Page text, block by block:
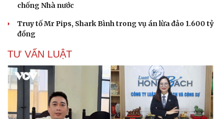
Cải chính
chống Nhà nước
Truy tố Mr Pips, Shark Bình trong vụ án lừa đảo 1.600 tỷ
đồng
TƯ VẤN LUẬT